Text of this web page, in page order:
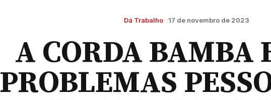
Dá Trabalho 17 de novembro de 2023
A CORDA BAMBA
PROBLEMAS